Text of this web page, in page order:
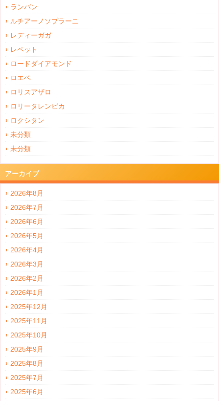
ランバン
ルチアーノソプラーニ
レディーガガ
レペット
ロードダイアモンド
ロエベ
ロリスアザロ
ロリータレンピカ
ロクシタン
未分類
未分類
アーカイブ
2026年8月
2026年7月
2026年6月
2026年5月
2026年4月
2026年3月
2026年2月
2026年1月
2025年12月
2025年11月
2025年10月
2025年9月
2025年8月
2025年7月
2025年6月